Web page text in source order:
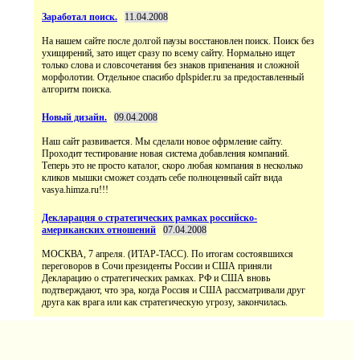
Заработал поиск. 11.04.2008
На нашем сайте после долгой паузы восстановлен поиск. Поиск без
ухищирений, зато ищет сразу по всему сайту. Нормально ищет
только слова и словсочетания без знаков припенания и сложной
морфолотии. Отдельное спасибо dplspider.ru за предоставленный
алгоритм поиска.
Новый дизайн. 09.04.2008
Наш сайт развивается. Мы сделали новое офрмление сайту.
Проходит тестирование новая система добавления компаний.
Теперь это не просто каталог, скоро любая компания в несколько
кликов мышки сможет создать себе полноценный сайт вида
vasya.himza.ru!!!
Декларация о стратегических рамках российско-
американских отношений
07.04.2008
МОСКВА, 7 апреля. (ИТАР-ТАСС). По итогам состоявшихся
переговоров в Сочи президенты России и США приняли
Декларацию о стратегических рамках. РФ и США вновь
подтверждают, что эра, когда Россия и США рассматривали друг
друга как врага или как стратегическую угрозу, закончилась.